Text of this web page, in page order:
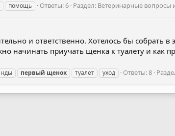
помощь Ответы: 6 Раздел: Ветеринарные вопросы
и ответственно. Хотелось бы
начинать приучать щенка к туалету и как
первый щенок туалет уход Ответы: 8